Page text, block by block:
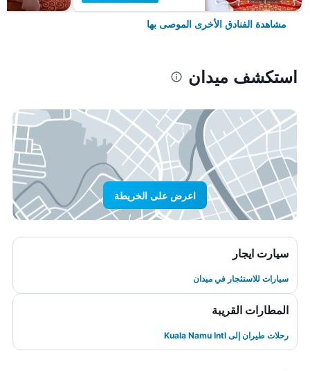
مشاهدة الفنادق الأخرى الموصى بها
استكشف ميدان
اعرض على الخريطة
سيارت ايجار
سيارات للاستئجار في ميدان
المطارات القريبة
رحلات طيران إلى Kuala Namu Intl